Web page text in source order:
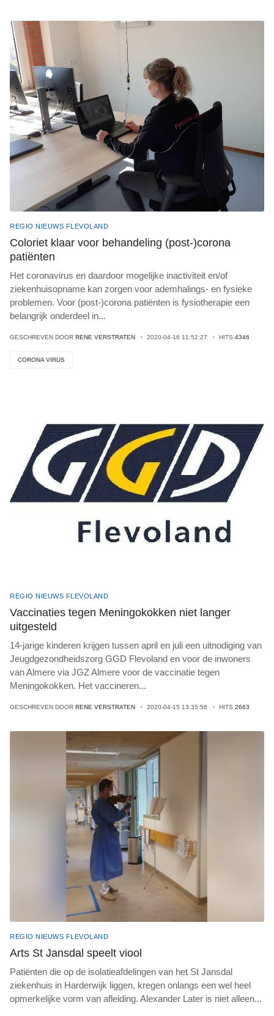
REGIO NIEUWS FLEVOLAND
Coloriet klaar voor behandeling (post-)corona
patiënten
Het coronavirus en daardoor mogelijke inactiviteit en/of
ziekenhuisopname kan zorgen voor ademhalings- en fysieke
problemen. Voor (post-)corona patiënten is fysiotherapie een
belangrijk onderdeel in...
GESCHREVEN DOOR RENE VERSTRATEN 2020-04-16 11:52:27 HITS 4346
CORONA VIRUS
REGIO NIEUWS FLEVOLAND
Vaccinaties tegen Meningokokken niet langer
uitgesteld
14-jarige kinderen krijgen tussen april en juli een uitnodiging van
Jeugdgezondheidszorg GGD Flevoland en voor de inwoners
van Almere via JGZ Almere voor de vaccinatie tegen
Meningokokken. Het vaccineren...
GESCHREVEN DOOR RENE VERSTRATEN 2020-04-15 13:35:56 HITS 2663
REGIO NIEUWS FLEVOLAND
Arts St Jansdal speelt viool
Patiënten die op de isolatieafdelingen van het St Jansdal
ziekenhuis in Harderwijk liggen, kregen onlangs een wel heel
opmerkelijke vorm van afleiding. Alexander Later is niet alleen...